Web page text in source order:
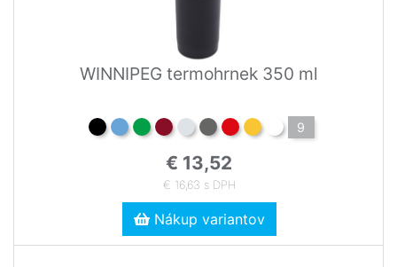
WINNIPEG termohrnek 350 ml
9
€ 13,52
€ 16,63 s DPH
Nákup variantov